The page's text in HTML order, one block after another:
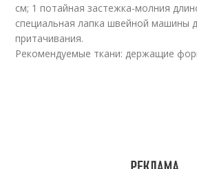
см; 1 потайная застежка-молния
специальная лапка швейной машины
притачивания.
Рекомендуемые ткани: держащие